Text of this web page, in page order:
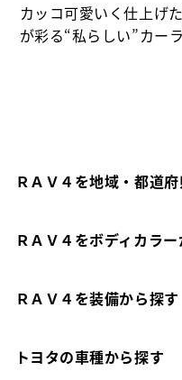
カッコ可愛いく仕上げ
が彩る“私らしい”カー
ＲＡＶ４を地域・都道
ＲＡＶ４をボディカラ
ＲＡＶ４を装備から探す
トヨタの車種から探す